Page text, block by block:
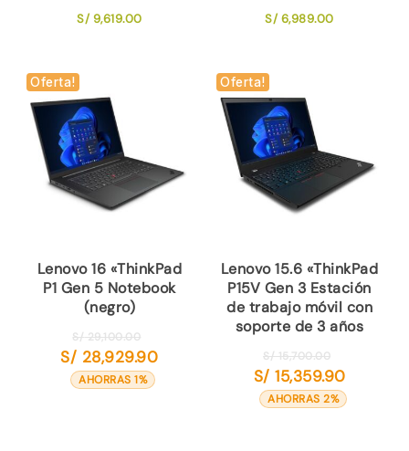
S/9,619.00 S/6,989.00
Oferta!
Lenovo 16 «ThinkPad
P1 Gen 5 Notebook
(negro)
S/29,100.00
precio
original
S/ 28,929.90El
AHORRAS 1%
Oferta!
Lenovo 15.6 «ThinkPad
P15V Gen 3 Estación
de trabajo móvil con
soporte de 3 años
S/15,700.00
precio
original
S/ 15,359.90El
precio
AHORRAS 2%